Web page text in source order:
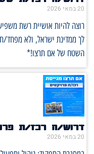
20 במאי 2026
רוצה להיות אושיית רשת
לך ממדינת ישראל, ולא
השטח של אם תרצו!*
דרוש/ה רכז/ת
20 במאי 2026